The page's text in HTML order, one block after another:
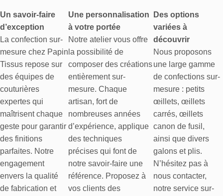
Un savoir-faire
d’exception
La confection sur-
mesure chez Papin
Tissus repose sur
des équipes de
couturières
expertes qui
maîtrisent chaque
geste pour garantir
des finitions
parfaites. Notre
engagement
envers la qualité
de fabrication et
Une personnalisation
à votre portée
Notre atelier vous offre
la possibilité de
composer des créations
entièrement sur-
mesure. Chaque
artisan, fort de
nombreuses années
d’expérience, applique
des techniques
précises qui font de
notre savoir-faire une
référence. Proposez à
vos clients des
Des options
variées à
découvrir
Nous proposons
une large gamme
de confections sur-
mesure : petits
œillets, œillets
carrés, œillets
canon de fusil,
ainsi que divers
galons et plis.
N’hésitez pas à
nous contacter,
notre service sur-